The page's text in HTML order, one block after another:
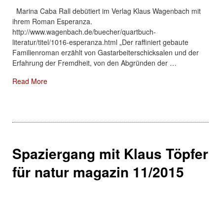
Marina Caba Rall debütiert im Verlag Klaus Wagenbach mit
ihrem Roman Esperanza.
http://www.wagenbach.de/buecher/quartbuch-
literatur/titel/1016-esperanza.html „Der raffiniert gebaute
Familienroman erzählt von Gastarbeiterschicksalen und der
Erfahrung der Fremdheit, von den Abgründen der …
Read MoreAbout: 01/2016 Autorinnenportrait Marina Caba Rall
Spaziergang mit Klaus Töpfer
für natur magazin 11/2015